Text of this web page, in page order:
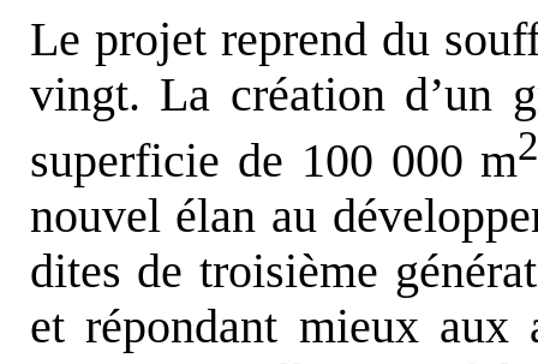
Le projet reprend du
vingt. La création d’un
superficie de 100 000 m
nouvel élan au
dites de troisième
et répondant mieux aux